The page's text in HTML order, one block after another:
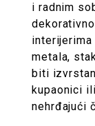
i radnim
metala,
biti
kupaonici
nehrđajući